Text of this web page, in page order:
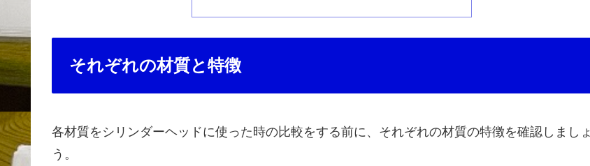
それぞれの材質と特徴
各材質をシリンダーヘッドに使った時の比較をする前に、それぞれの材質の特徴を確認しましょ
う。